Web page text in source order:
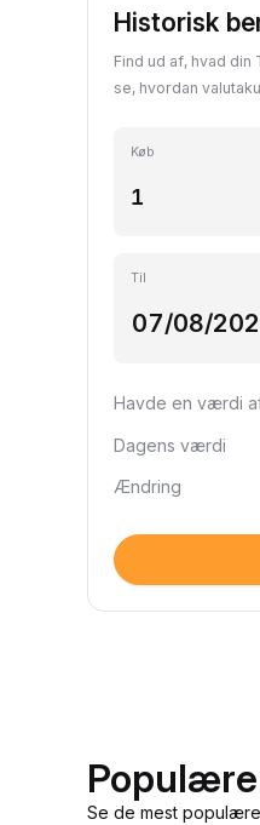
Historisk
Find ud af, hvad
se, hvordan
Køb
Til
Havde en værdi
Dagens værdi
Ændring
Se de mest